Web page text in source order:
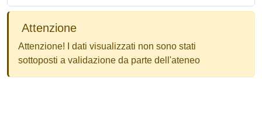
Attenzione
Attenzione! I dati visualizzati non sono stati
sottoposti a validazione da parte dell'ateneo